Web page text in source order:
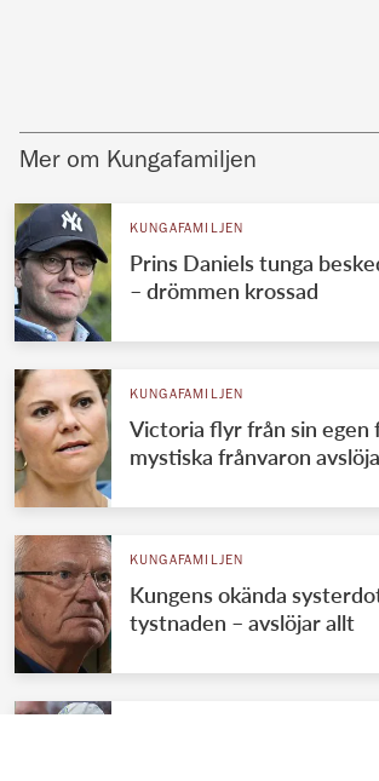
Mer om Kungafamiljen
KUNGAFAMILJEN
Prins Daniels tunga
– drömmen krossad
KUNGAFAMILJEN
Victoria flyr från sin egen
mystiska frånvaron
KUNGAFAMILJEN
Kungens okända
tystnaden – avslöjar allt